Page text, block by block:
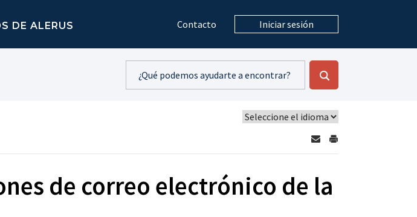
DE ALERUS Contacto Iniciar sesión
de correo electrónico de la